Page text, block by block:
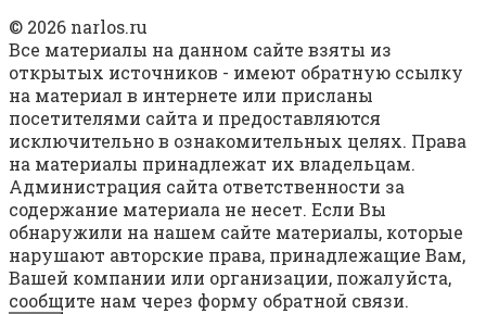
© 2026 narlos.ru
Все материалы на данном сайте взяты из
открытых источников - имеют обратную ссылку
на материал в интернете или присланы
посетителями сайта и предоставляются
исключительно в ознакомительных целях. Права
на материалы принадлежат их владельцам.
Администрация сайта ответственности за
содержание материала не несет. Если Вы
обнаружили на нашем сайте материалы, которые
нарушают авторские права, принадлежащие Вам,
Вашей компании или организации, пожалуйста,
сообщите нам через форму обратной связи.